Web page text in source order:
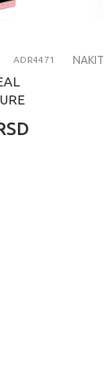
ADR4471 NAKIT